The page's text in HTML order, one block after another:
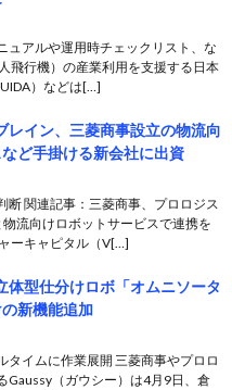
ュアルや運用時チェックリスト、な
飛行機）の産業利用を支援する日本
）などは[…]
レイン、三菱商事設立の物流向
ど手掛ける新会社に出資
断 関連記事：三菱商事、プロロジス
流向けロボットサービスで連携を
ーキャピタル（V[…]
体型仕分けロボ「オムニソータ
新機能追加
タイムに作業展開 三菱商事やプロロ
Gaussy（ガウシー）は4月9日、倉